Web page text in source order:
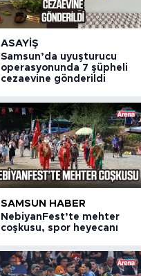
ASAYIŞ
Samsun’da uyuşturucu
operasyonunda 7 şüpheli
cezaevine gönderildi
SAMSUN HABER
NebiyanFest’te mehter
coşkusu, spor heyecanı